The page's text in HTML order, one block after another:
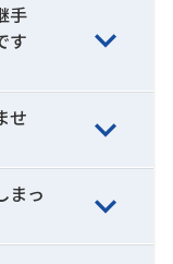
手
す
せ
まっ